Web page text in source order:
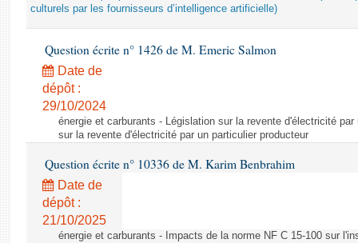
culturels par les fournisseurs d’intelligence artificielle)
Question écrite n° 1426 de M. Emeric Salmon
Date de
dépôt :
29/10/2024
énergie et carburants - Législation sur la revente d'électricité
sur la revente d'électricité par un particulier producteur
Question écrite n° 10336 de M. Karim Benbrahim
Date de
dépôt :
21/10/2025
énergie et carburants - Impacts de la norme NF C 15-100 sur